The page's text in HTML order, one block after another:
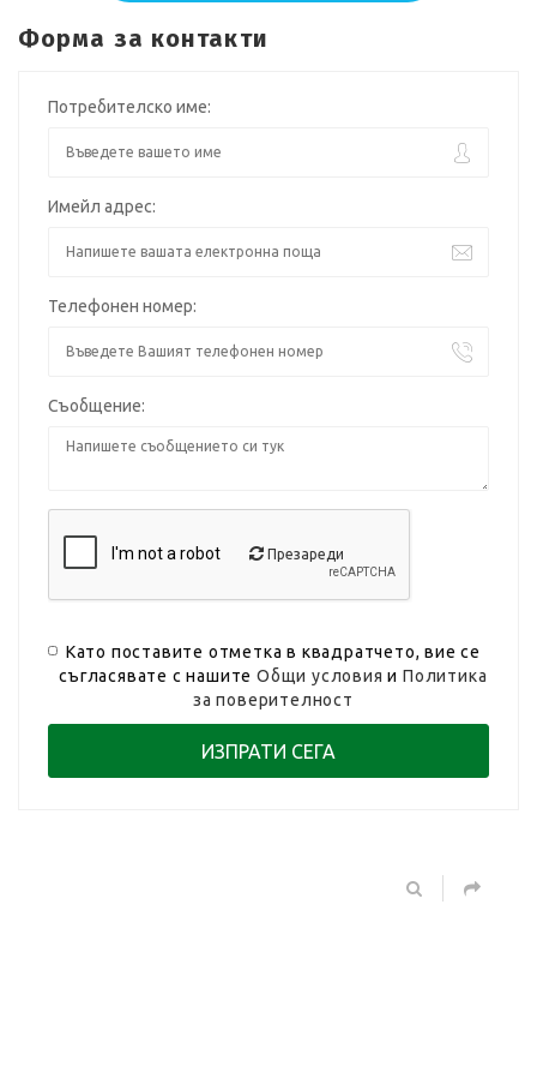
Форма за контакти
Потребителско име:
Имейл адрес:
Телефонен номер:
Съобщение:
Презареди
Като поставите отметка в квадратчето, вие се
съгласявате с нашитеОбщи условия иПолитика
за поверителност